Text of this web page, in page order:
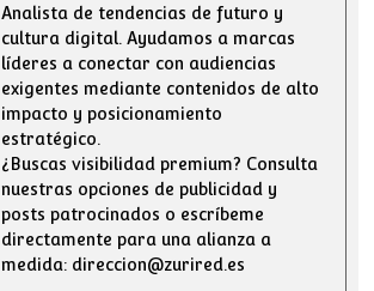
Analista de tendencias de futuro y
cultura digital. Ayudamos a marcas
líderes a conectar con audiencias
exigentes mediante contenidos de alto
impacto y posicionamiento
estratégico.
¿Buscas visibilidad premium? Consulta
nuestras opciones de publicidad y
posts patrocinados o escríbeme
directamente para una alianza a
medida: direccion@zurired.es